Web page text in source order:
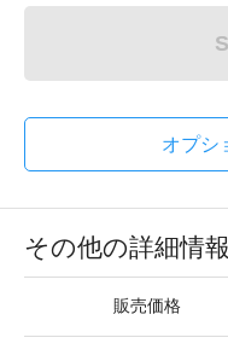
オプシ
その他の詳細情報
販売価格